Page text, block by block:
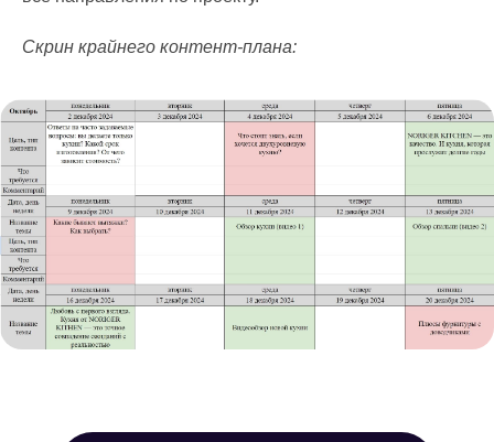
Скрин крайнего контент-плана: